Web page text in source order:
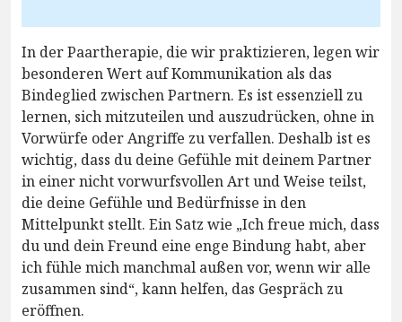
In der Paartherapie, die wir praktizieren, legen wir
besonderen Wert auf Kommunikation als das
Bindeglied zwischen Partnern. Es ist essenziell zu
lernen, sich mitzuteilen und auszudrücken, ohne in
Vorwürfe oder Angriffe zu verfallen. Deshalb ist es
wichtig, dass du deine Gefühle mit deinem Partner
in einer nicht vorwurfsvollen Art und Weise teilst,
die deine Gefühle und Bedürfnisse in den
Mittelpunkt stellt. Ein Satz wie „Ich freue mich, dass
du und dein Freund eine enge Bindung habt, aber
ich fühle mich manchmal außen vor, wenn wir alle
zusammen sind“, kann helfen, das Gespräch zu
eröffnen.